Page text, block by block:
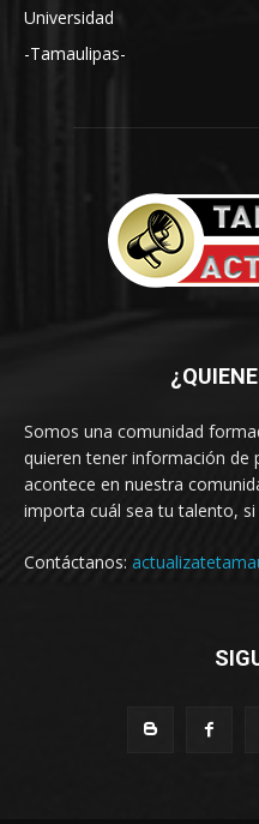
Universidad
-Tamaulipas-
Somos una comunidad
quieren tener información de
acontece en nuestra
importa cuál sea tu talento,
Contáctanos: